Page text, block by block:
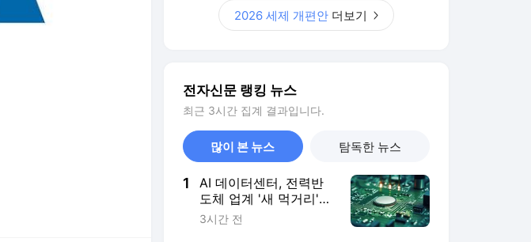
2026 세제 개편안 더보기
전자신문 랭킹 뉴스
최근 3시간 집계 결과입니다.
많이 본 뉴스 탐독한 뉴스
1
AI 데이터센터, 전력반
도체 업계 '새 먹거리'
급부상
3시간 전